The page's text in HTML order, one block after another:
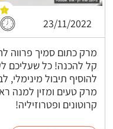
23/11/2022
מרק כתום סמיך פרווה
קל להכנה! כל שעליכם
להוסיף תיבול מינימלי,
מרק טעים ומזין למנה
קרוטונים ופטרוזיליה!